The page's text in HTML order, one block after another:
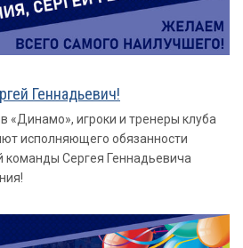
Геннадьевич!
«Динамо», игроки и тренеры клуба
исполняющего обязанности
команды Сергея Геннадьевича